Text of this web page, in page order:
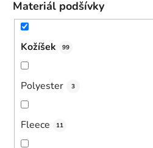
Materiál podšívky
Kožíšek 99
Polyester 3
Fleece 11